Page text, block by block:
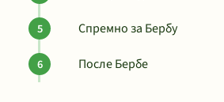
Спремно за Бербу
После Бербе